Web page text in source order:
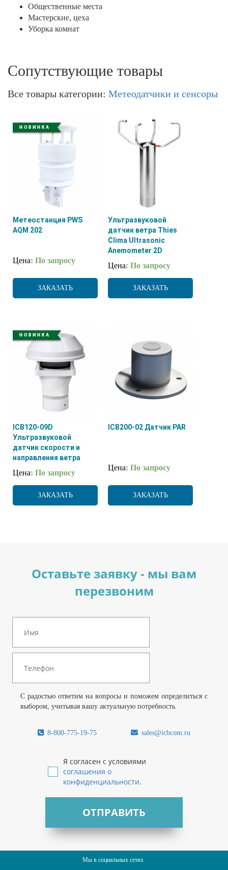
Общественные места
Мастерские, цеха
Уборка комнат
Сопутствующие товары
Все товары категории: Метеодатчики и сенсоры
Метеостанция PWS
AQM 202
Цена: По запросу
ЗАКАЗАТЬ
Ультразвуковой
датчик ветра Thies
Clima Ultrasonic
Anemometer 2D
Цена: По запросу
ЗАКАЗАТЬ
ICB120-09D
Ультразвуковой
датчик скорости и
направления ветра
Цена: По запросу
ЗАКАЗАТЬ
ICB200-02 Датчик PAR
Цена: По запросу
ЗАКАЗАТЬ
Оставьте заявку - мы вам
перезвоним
С радостью ответим на вопросы и поможем определиться с
выбором, учитывая вашу актуальную потребность.
8-800-775-19-75 sales@icbcom.ru
Я согласен с условиями
соглашения о
конфиденциальности.
ОТПРАВИТЬ
Мы в социальных сетях